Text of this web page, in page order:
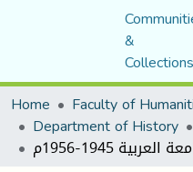
&
Collections
Home
Department of History